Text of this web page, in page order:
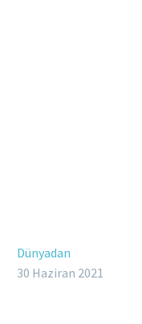
Dünyadan
30 Haziran 2021